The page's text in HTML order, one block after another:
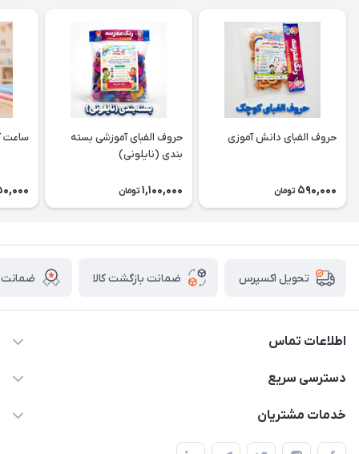
حروف الفبای دانش آموزی
590,000 تومان
حروف الفبای آموزشی بسته
بندی (نایلونی)
1,100,000 تومان
ساعت
تحویل اکسپرس ضمانت بازگشت کالا ضمانت
اطلاعات تماس
02136781755
دسترسی سریع
پلنر و دفتر
خدمات مشتریان
قوانین و مقررات